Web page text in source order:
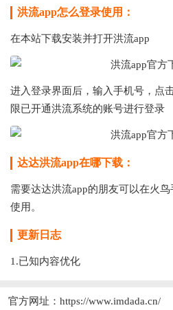
洪流app怎么登录使用：
在本站下载安装并打开洪流app
进入登录界面后，输入手机号，点
限已开通洪流系统的账号进行登录
达达洪流app在哪下载：
需要达达洪流app的朋友可以在火
使用。
更新日志
1.已知内容优化
官方网址： https://www.imdada.cn/